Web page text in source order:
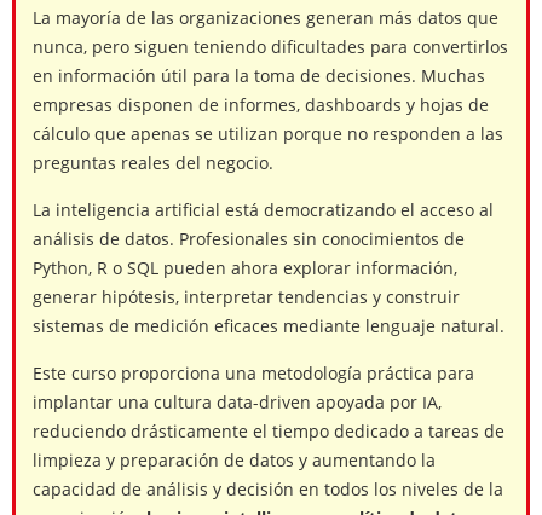
La mayoría de las organizaciones generan más datos que
nunca, pero siguen teniendo dificultades para convertirlos
en información útil para la toma de decisiones. Muchas
empresas disponen de informes, dashboards y hojas de
cálculo que apenas se utilizan porque no responden a las
preguntas reales del negocio.
La inteligencia artificial está democratizando el acceso al
análisis de datos. Profesionales sin conocimientos de
Python, R o SQL pueden ahora explorar información,
generar hipótesis, interpretar tendencias y construir
sistemas de medición eficaces mediante lenguaje natural.
Este curso proporciona una metodología práctica para
implantar una cultura data-driven apoyada por IA,
reduciendo drásticamente el tiempo dedicado a tareas de
limpieza y preparación de datos y aumentando la
capacidad de análisis y decisión en todos los niveles de la